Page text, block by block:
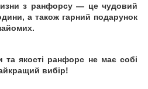
з ранфорсу ― це чудовий
а також гарний подарунок
та якості ранфорс не має собі
вибір!